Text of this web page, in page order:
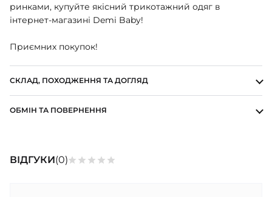
ринками, купуйте якісний трикотажний одяг в
інтернет-магазині Demi Baby!
Приємних покупок!
СКЛАД, ПОХОДЖЕННЯ ТА ДОГЛЯД
ОБМІН ТА ПОВЕРНЕННЯ
ВІДГУКИ(0)